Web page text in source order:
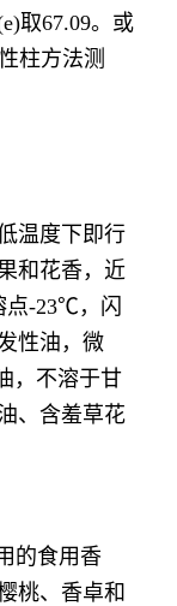
取67.09。或
柱方法测
温度下即行
和花香，近
点-23℃，闪
性油，微
，不溶于甘
、含羞草花
的食用香
桃、香卓和